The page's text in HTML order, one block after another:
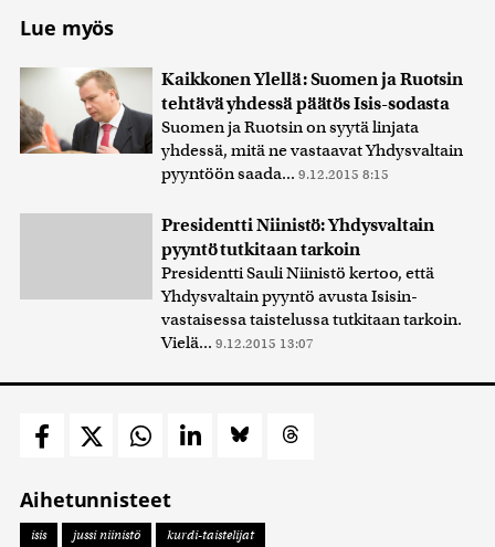
Lue myös
Kaikkonen Ylellä: Suomen ja Ruotsin
tehtävä yhdessä päätös Isis-sodasta
Suomen ja Ruotsin on syytä linjata
yhdessä, mitä ne vastaavat Yhdysvaltain
pyyntöön saada... 9.12.2015 8:15
Presidentti Niinistö: Yhdysvaltain
pyyntö tutkitaan tarkoin
Presidentti Sauli Niinistö kertoo, että
Yhdysvaltain pyyntö avusta Isisin-
vastaisessa taistelussa tutkitaan tarkoin.
Vielä... 9.12.2015 13:07
Aihetunnisteet
isis jussi niinistö kurdi-taistelijat